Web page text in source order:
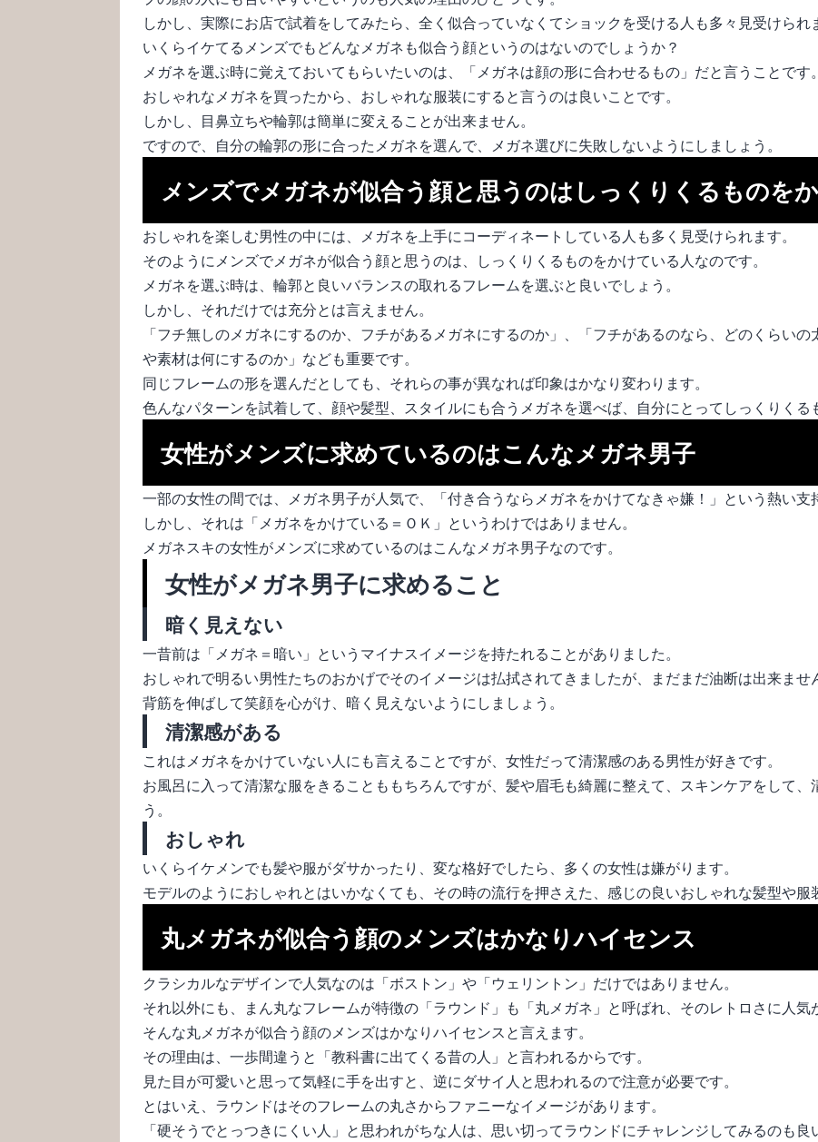
しかし、実際にお店で試着をしてみたら、全く似合っていなくてショックを受ける人も多々見受けられ
いくらイケてるメンズでもどんなメガネも似合う顔というのはないのでしょうか？
メガネを選ぶ時に覚えておいてもらいたいのは、「メガネは顔の形に合わせるもの」だと言うことです。
おしゃれなメガネを買ったから、おしゃれな服装にすると言うのは良いことです。
しかし、目鼻立ちや輪郭は簡単に変えることが出来ません。
ですので、自分の輪郭の形に合ったメガネを選んで、メガネ選びに失敗しないようにしましょう。
メンズでメガネが似合う顔と思うのはしっくりくるものを
おしゃれを楽しむ男性の中には、メガネを上手にコーディネートしている人も多く見受けられます。
そのようにメンズでメガネが似合う顔と思うのは、しっくりくるものをかけている人なのです。
メガネを選ぶ時は、輪郭と良いバランスの取れるフレームを選ぶと良いでしょう。
しかし、それだけでは充分とは言えません。
「フチ無しのメガネにするのか、フチがあるメガネにするのか」、「フチがあるのなら、どのくらい
や素材は何にするのか」なども重要です。
同じフレームの形を選んだとしても、それらの事が異なれば印象はかなり変わります。
色んなパターンを試着して、顔や髪型、スタイルにも合うメガネを選べば、自分にとってしっくりくる
女性がメンズに求めているのはこんなメガネ男子
一部の女性の間では、メガネ男子が人気で、「付き合うならメガネをかけてなきゃ嫌！」という熱い支
しかし、それは「メガネをかけている＝ＯＫ」というわけではありません。
メガネスキの女性がメンズに求めているのはこんなメガネ男子なのです。
女性がメガネ男子に求めること
暗く見えない
一昔前は「メガネ＝暗い」というマイナスイメージを持たれることがありました。
おしゃれで明るい男性たちのおかげでそのイメージは払拭されてきましたが、まだまだ油断は出来ませ
背筋を伸ばして笑顔を心がけ、暗く見えないようにしましょう。
清潔感がある
これはメガネをかけていない人にも言えることですが、女性だって清潔感のある男性が好きです。
お風呂に入って清潔な服をきることももちろんですが、髪や眉毛も綺麗に整えて、スキンケアをして、
う。
おしゃれ
いくらイケメンでも髪や服がダサかったり、変な格好でしたら、多くの女性は嫌がります。
モデルのようにおしゃれとはいかなくても、その時の流行を押さえた、感じの良いおしゃれな髪型や服
丸メガネが似合う顔のメンズはかなりハイセンス
クラシカルなデザインで人気なのは「ボストン」や「ウェリントン」だけではありません。
それ以外にも、まん丸なフレームが特徴の「ラウンド」も「丸メガネ」と呼ばれ、そのレトロさに人気
そんな丸メガネが似合う顔のメンズはかなりハイセンスと言えます。
その理由は、一歩間違うと「教科書に出てくる昔の人」と言われるからです。
見た目が可愛いと思って気軽に手を出すと、逆にダサイ人と思われるので注意が必要です。
とはいえ、ラウンドはそのフレームの丸さからファニーなイメージがあります。
「硬そうでとっつきにくい人」と思われがちな人は、思い切ってラウンドにチャレンジしてみるのも良